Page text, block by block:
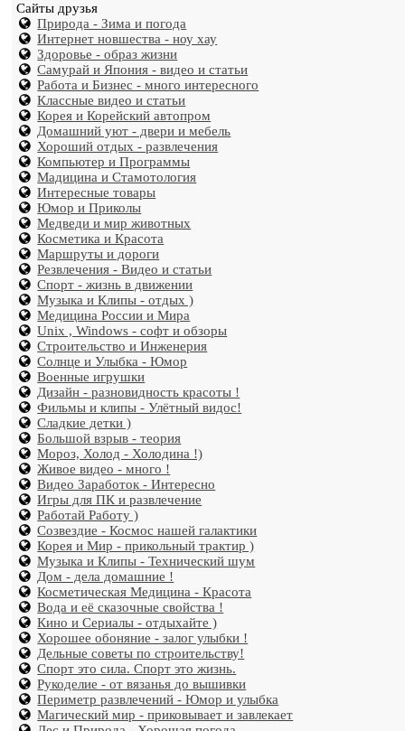
Сайты друзья
Природа - Зима и погода
Интернет новшества - ноу хау
Здоровье - образ жизни
Самурай и Япония - видео и статьи
Работа и Бизнес - много интересного
Классные видео и статьи
Корея и Корейский автопром
Домашний уют - двери и мебель
Хороший отдых - развлечения
Компьютер и Программы
Мадицина и Стамотология
Интересные товары
Юмор и Приколы
Медведи и мир животных
Косметика и Красота
Маршруты и дороги
Резвлечения - Видео и статьи
Спорт - жизнь в движении
Музыка и Клипы - отдых )
Медицина России и Мира
Unix , Windows - софт и обзоры
Строительство и Инженерия
Солнце и Улыбка - Юмор
Военные игрушки
Дизайн - разновидность красоты !
Фильмы и клипы - Улётный видос!
Сладкие детки )
Большой взрыв - теория
Мороз, Холод - Холодина !)
Живое видео - много !
Видео Заработок - Интересно
Игры для ПК и развлечение
Работай Работу )
Созвездие - Космос нашей галактики
Корея и Мир - прикольный трактир )
Музыка и Клипы - Технический шум
Дом - дела домашние !
Косметическая Медицина - Красота
Вода и её сказочные свойства !
Кино и Сериалы - отдыхайте )
Хорошее обоняние - залог улыбки !
Дельные советы по строительству!
Спорт это сила. Спорт это жизнь.
Рукоделие - от вязанья до вышивки
Периметр развлечений - Юмор и улыбка
Магический мир - приковывает и завлекает